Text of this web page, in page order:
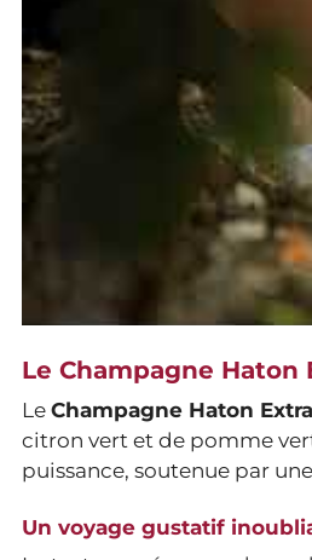
Le Champagne
Le Champagne Haton
citron vert et de pomme
puissance, soutenue par
Un voyage gustatif